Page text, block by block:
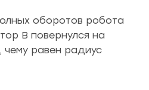
оборотов робота
В повернулся на
чему равен радиус